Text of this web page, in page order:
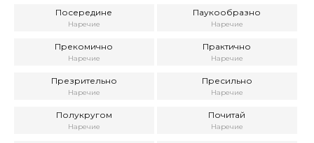
Посередине
Наречие
Паукообразно
Наречие
Прекомично
Наречие
Практично
Наречие
Презрительно
Наречие
Пресильно
Наречие
Полукругом
Наречие
Почитай
Наречие